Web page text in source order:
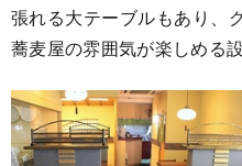
張れる大テーブルもあり、
蕎麦屋の雰囲気が楽しめる